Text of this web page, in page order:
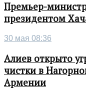
Премьер-
президентом
30 мая 08:36
Алиев открыто
чистки в
Армении